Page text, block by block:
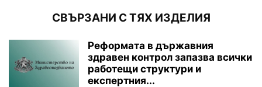
СВЪРЗАНИ С ТЯХ ИЗДЕЛИЯ
Реформата в държавния
здравен контрол запазва всички
работещи структури и
експертния...